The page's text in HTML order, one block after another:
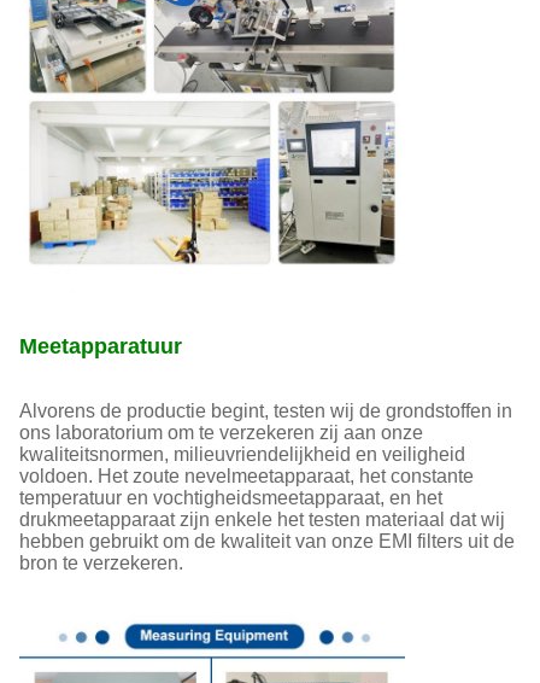
Meetapparatuur
Alvorens de productie begint, testen wij de grondstoffen in
ons laboratorium om te verzekeren zij aan onze
kwaliteitsnormen, milieuvriendelijkheid en veiligheid
voldoen. Het zoute nevelmeetapparaat, het constante
temperatuur en vochtigheidsmeetapparaat, en het
drukmeetapparaat zijn enkele het testen materiaal dat wij
hebben gebruikt om de kwaliteit van onze EMI filters uit de
bron te verzekeren.